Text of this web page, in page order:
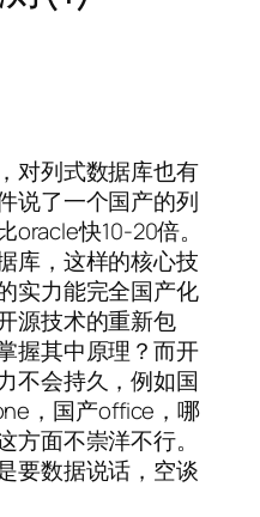
对列式数据库也有
说了一个国产的列
oracle快10-20倍。
库，这样的核心技
实力能完全国产化
源技术的重新包
握其中原理？而开
不会持久，例如国
，国产office，哪
面不崇洋不行。
要数据说话，空谈